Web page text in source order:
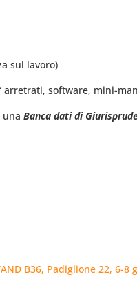
sul lavoro)
arretrati, software, mini-
unaBanca dati di
B36, Padiglione 22, 6-8